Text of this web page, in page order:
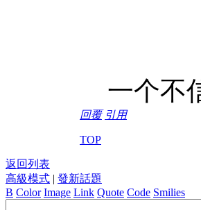
一个不
回覆 引用
TOP
返回列表
高級模式 | 發新話題
B Color Image Link Quote Code Smilies